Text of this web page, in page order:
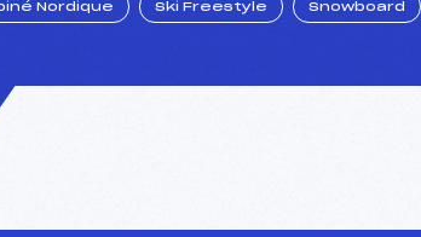
Nordique Ski Freestyle Snowboard